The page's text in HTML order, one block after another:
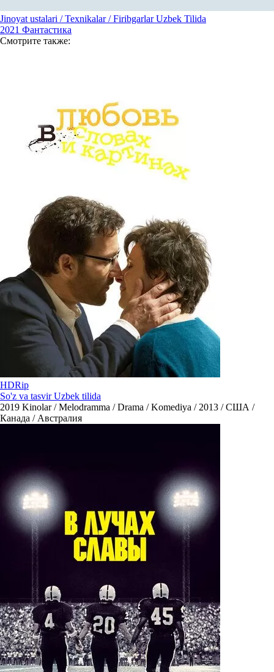
Jinoyat ustalari / Texnikalar / Firibgarlar Uzbek Tilida
2021 Фантастика
Смотрите также:
HDRip
So'z va tasvir Uzbek tilida
2019 Kinolar / Melodramma / Drama / Komediya / 2013 / США /
Канада / Австралия